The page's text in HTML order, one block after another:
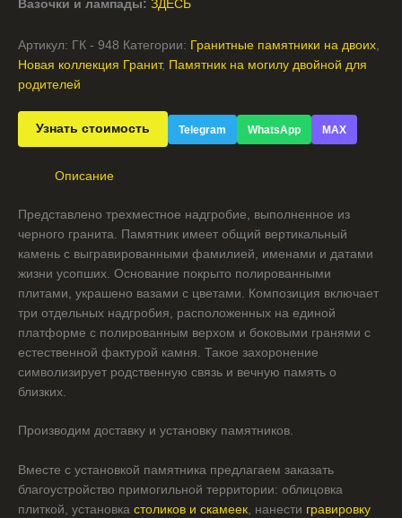
Вазочки и лампады: ЗДЕСЬ
Артикул: ГК - 948 Категории: Гранитные памятники на двоих,
Новая коллекция Гранит, Памятник на могилу двойной для
родителей
Узнать стоимость Telegram WhatsApp MAX
Описание
Представлено трехместное надгробие, выполненное из
черного гранита. Памятник имеет общий вертикальный
камень с выгравированными фамилией, именами и датами
жизни усопших. Основание покрыто полированными
плитами, украшено вазами с цветами. Композиция включает
три отдельных надгробия, расположенных на единой
платформе с полированным верхом и боковыми гранями с
естественной фактурой камня. Такое захоронение
символизирует родственную связь и вечную память о
близких.
Производим доставку и установку памятников.
Вместе с установкой памятника предлагаем заказать
благоустройство примогильной территории: облицовка
плиткой, установка столиков и скамеек, нанести гравировку